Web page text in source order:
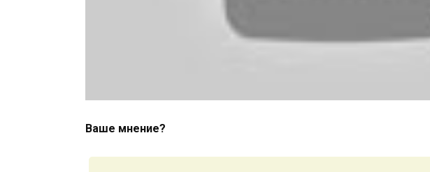
Ваше мнение?